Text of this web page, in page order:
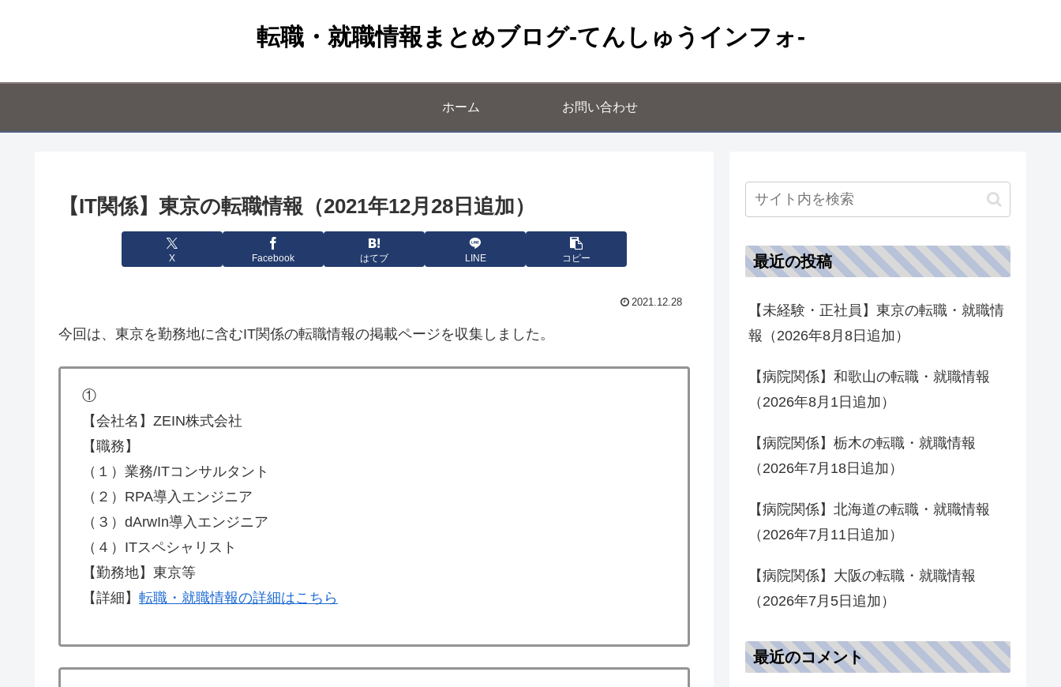
転職・就職情報まとめブログ-てんしゅうインフォ-
ホーム お問い合わせ
【IT関係】東京の転職情報（2021年12月28日追加）
X Facebook はてブ LINE コピー
2021.12.28
今回は、東京を勤務地に含むIT関係の転職情報の掲載ページを収集しました。
①
【会社名】ZEIN株式会社
【職務】
（１）業務/ITコンサルタント
（２）RPA導入エンジニア
（３）dArwIn導入エンジニア
（４）ITスペシャリスト
【勤務地】東京等
【詳細】 転職・就職情報の詳細はこちら
最近の投稿
【未経験・正社員】東京の転職・就職情
報（2026年8月8日追加）
【病院関係】和歌山の転職・就職情報
（2026年8月1日追加）
【病院関係】栃木の転職・就職情報
（2026年7月18日追加）
【病院関係】北海道の転職・就職情報
（2026年7月11日追加）
【病院関係】大阪の転職・就職情報
（2026年7月5日追加）
最近のコメント